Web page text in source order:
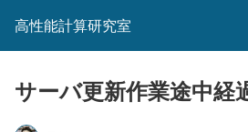
高性能計算研究室
サーバ更新作業途中経